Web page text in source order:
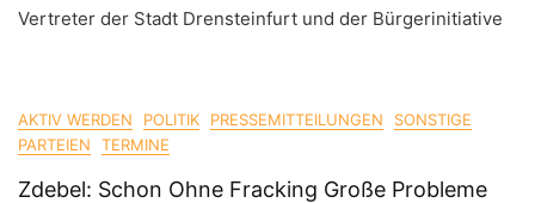
Vertreter der Stadt Drensteinfurt und der Bürgerinitiative
AKTIV WERDEN POLITIK PRESSEMITTEILUNGEN
SONSTIGE
PARTEIEN
TERMINE
Zdebel: Schon Ohne Fracking Große Probleme